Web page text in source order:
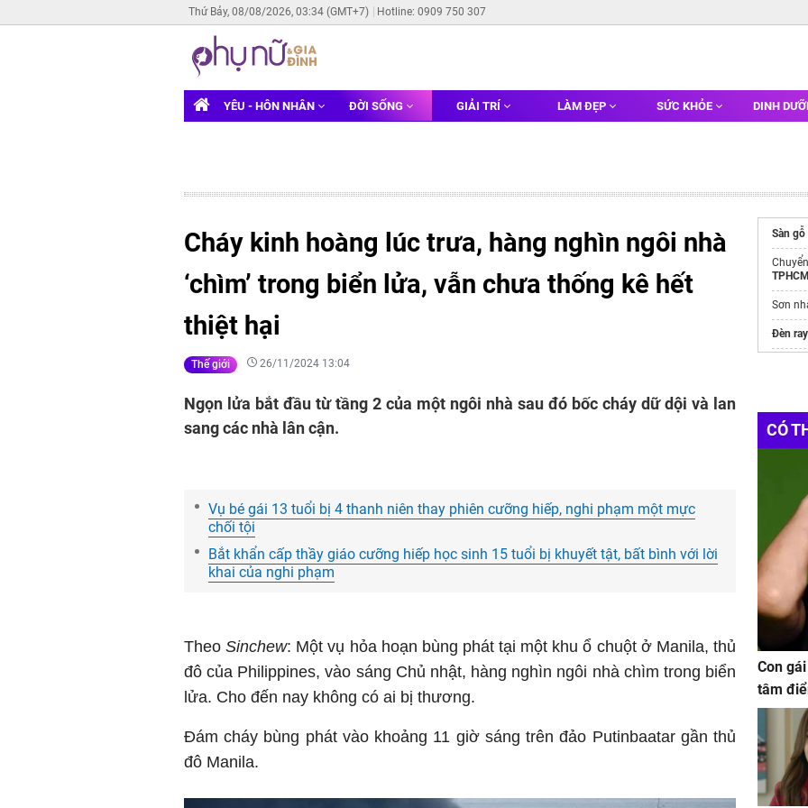
Thứ Bảy, 08/08/2026, 03:34 (GMT+7) Hotline: 0909 750 307
YÊU - HÔN NHÂN ĐỜI SỐNG GIẢI TRÍ LÀM ĐẸP SỨC KHỎE DINH
Cháy kinh hoàng lúc trưa, hàng nghìn ngôi nhà
‘chìm’ trong biển lửa, vẫn chưa thống kê hết
thiệt hại
Thế giới 26/11/2024 13:04
Ngọn lửa bắt đầu từ tầng 2 của một ngôi nhà sau đó bốc cháy dữ dội và lan
sang các nhà lân cận.
Vụ bé gái 13 tuổi bị 4 thanh niên thay phiên cưỡng hiếp, nghi phạm một mực
chối tội
Bắt khẩn cấp thầy giáo cưỡng hiếp học sinh 15 tuổi bị khuyết tật, bất bình với lời
khai của nghi phạm
TheoSinchew: Một vụ hỏa hoạn bùng phát tại một khu ổ chuột ở Manila, thủ
đô của Philippines, vào sáng Chủ nhật, hàng nghìn ngôi nhà chìm trong biển
lửa. Cho đến nay không có ai bị thương.
Đám cháy bùng phát vào khoảng 11 giờ sáng trên đảo Putinbaatar gần thủ
đô Manila.
Sàn
TPHCM
Sơn
Đèn
https://
giặt
xây
Bảng
NOXH
Nội
CÓ
Con
tâm